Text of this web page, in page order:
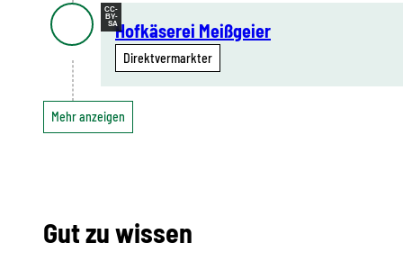
CC-
BY-
SAHofkäserei Meißgeier
Direktvermarkter
Mehr anzeigen
Gut zu wissen